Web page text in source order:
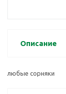
Описание
любые сорняки